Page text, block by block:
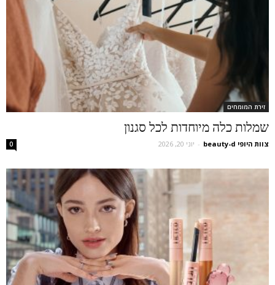
זירת המומחים
שמלות כלה מיוחדות לכל סגנון
צוות היופי beauty-d - יוני 20, 2026 0